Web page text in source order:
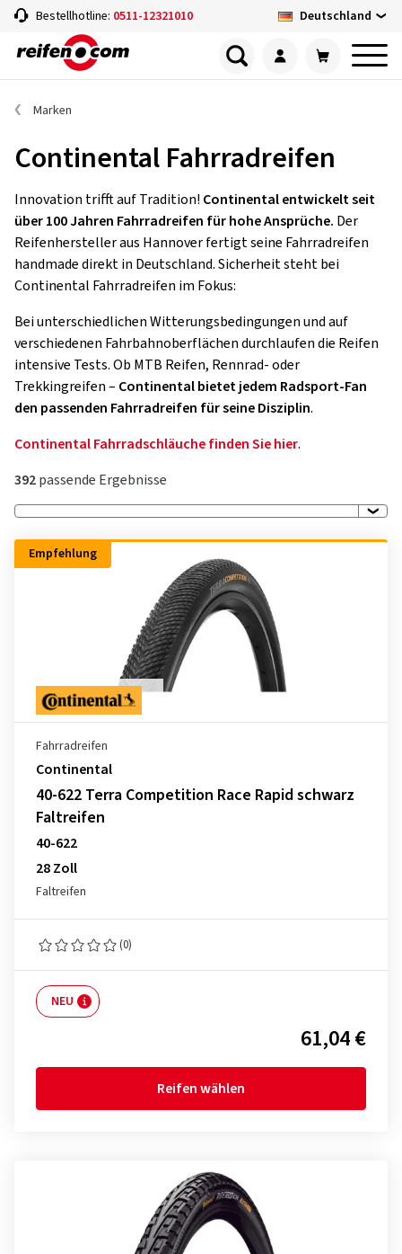
Bestellhotline: 0511-12321010 Deutschland
Marken
Continental Fahrradreifen
Innovation trifft auf Tradition! Continental entwickelt seit
über 100 Jahren Fahrradreifen für hohe Ansprüche. Der
Reifenhersteller aus Hannover fertigt seine Fahrradreifen
handmade direkt in Deutschland. Sicherheit steht bei
Continental Fahrradreifen im Fokus:
Bei unterschiedlichen Witterungsbedingungen und auf
verschiedenen Fahrbahnoberflächen durchlaufen die Reifen
intensive Tests. Ob MTB Reifen, Rennrad- oder
Trekkingreifen – Continental bietet jedem Radsport-Fan
den passenden Fahrradreifen für seine Disziplin.
Continental Fahrradschläuche finden Sie hier.
392passende Ergebnisse
Empfehlung
Fahrradreifen
Continental
40-622 Terra Competition Race Rapid schwarz
Faltreifen
40-622
28 Zoll
Faltreifen
(0)
NEU
61,04 €
Reifen wählen